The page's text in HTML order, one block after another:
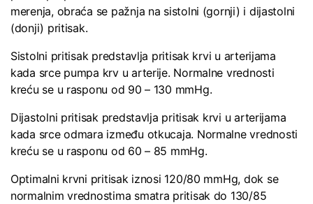
merenja, obraća se pažnja na sistolni (gornji) i dijastolni
(donji) pritisak.
Sistolni pritisak predstavlja pritisak krvi u arterijama
kada srce pumpa krv u arterije. Normalne vrednosti
kreću se u rasponu od 90 – 130 mmHg.
Dijastolni pritisak predstavlja pritisak krvi u arterijama
kada srce odmara između otkucaja. Normalne vrednosti
kreću se u rasponu od 60 – 85 mmHg.
Optimalni krvni pritisak iznosi 120/80 mmHg, dok se
normalnim vrednostima smatra pritisak do 130/85